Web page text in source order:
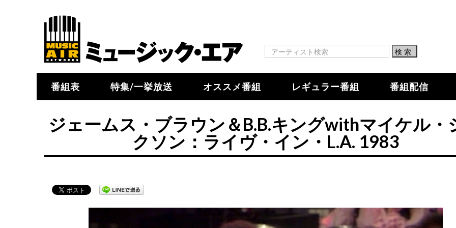
番組表 特集/一挙放送 オススメ番組 レギュラー番組 番組配信
ジェームス・ブラウン＆B.B.キングwithマイケル・
クソン：ライヴ・イン・L.A. 1983